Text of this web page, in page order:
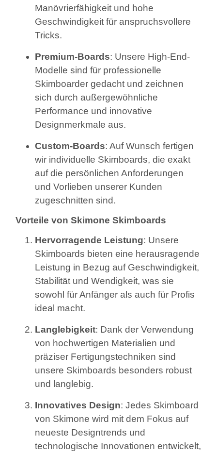
Manövrierfähigkeit und hohe
Geschwindigkeit für anspruchsvollere
Tricks.
Premium-Boards: Unsere High-End-
Modelle sind für professionelle
Skimboarder gedacht und zeichnen
sich durch außergewöhnliche
Performance und innovative
Designmerkmale aus.
Custom-Boards: Auf Wunsch fertigen
wir individuelle Skimboards, die exakt
auf die persönlichen Anforderungen
und Vorlieben unserer Kunden
zugeschnitten sind.
Vorteile von Skimone Skimboards
Hervorragende Leistung: Unsere
Skimboards bieten eine herausragende
Leistung in Bezug auf Geschwindigkeit,
Stabilität und Wendigkeit, was sie
sowohl für Anfänger als auch für Profis
ideal macht.
Langlebigkeit: Dank der Verwendung
von hochwertigen Materialien und
präziser Fertigungstechniken sind
unsere Skimboards besonders robust
und langlebig.
Innovatives Design: Jedes Skimboard
von Skimone wird mit dem Fokus auf
neueste Designtrends und
technologische Innovationen entwickelt,